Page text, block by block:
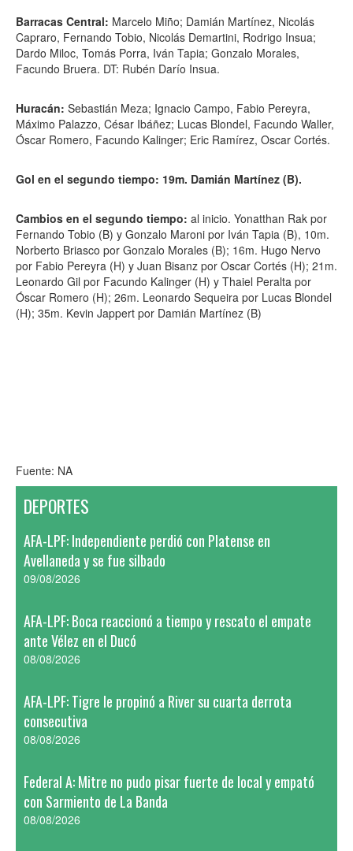
Barracas Central: Marcelo Miño; Damián Martínez, Nicolás
Capraro, Fernando Tobio, Nicolás Demartini, Rodrigo Insua;
Dardo Miloc, Tomás Porra, Iván Tapia; Gonzalo Morales,
Facundo Bruera. DT: Rubén Darío Insua.
Huracán: Sebastián Meza; Ignacio Campo, Fabio Pereyra,
Máximo Palazzo, César Ibáñez; Lucas Blondel, Facundo Waller,
Óscar Romero, Facundo Kalinger; Eric Ramírez, Oscar Cortés.
Gol en el segundo tiempo: 19m. Damián Martínez (B).
Cambios en el segundo tiempo: al inicio. Yonatthan Rak por
Fernando Tobio (B) y Gonzalo Maroni por Iván Tapia (B), 10m.
Norberto Briasco por Gonzalo Morales (B); 16m. Hugo Nervo
por Fabio Pereyra (H) y Juan Bisanz por Oscar Cortés (H); 21m.
Leonardo Gil por Facundo Kalinger (H) y Thaiel Peralta por
Óscar Romero (H); 26m. Leonardo Sequeira por Lucas Blondel
(H); 35m. Kevin Jappert por Damián Martínez (B)
Fuente: NA
DEPORTES
AFA-LPF: Independiente perdió con Platense en
Avellaneda y se fue silbado
09/08/2026
AFA-LPF: Boca reaccionó a tiempo y rescato el empate
ante Vélez en el Ducó
08/08/2026
AFA-LPF: Tigre le propinó a River su cuarta derrota
consecutiva
08/08/2026
Federal A: Mitre no pudo pisar fuerte de local y empató
con Sarmiento de La Banda
08/08/2026